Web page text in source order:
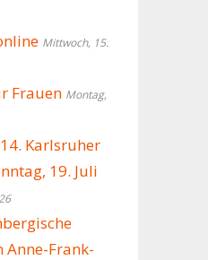
Mittwoch, 15.
Frauen Montag,
Karlsruher
19. Juli
Frank-